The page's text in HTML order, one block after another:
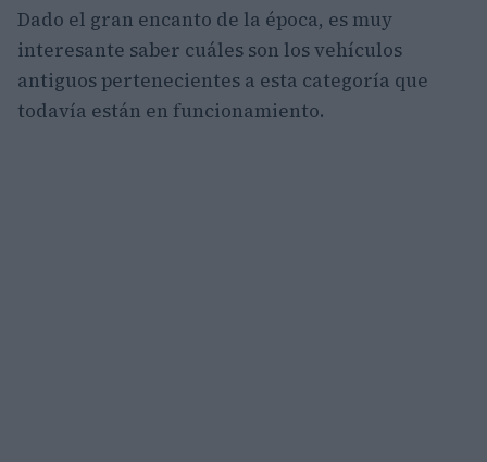
Dado el gran encanto de la época, es muy
interesante saber cuáles son los vehículos
antiguos pertenecientes a esta categoría que
todavía están en funcionamiento.